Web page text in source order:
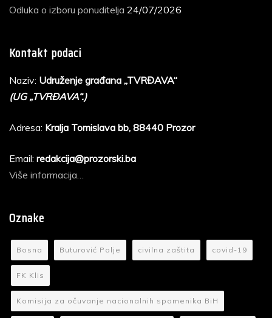
Odluka o izboru ponuditelja 24/07/2026
Kontakt podaci
Naziv: Udruženje građana „TVRĐAVA“
(UG „TVRĐAVA“.)
Adresa: Kralja Tomislava bb, 88440 Prozor
Email: redakcija@prozorski.ba
Više informacija…
Oznake
Bosna Buturović Polje civilna zaštita covid-19
FK Klis
Komisija za očuvanje nacionalnih spomenika BiH